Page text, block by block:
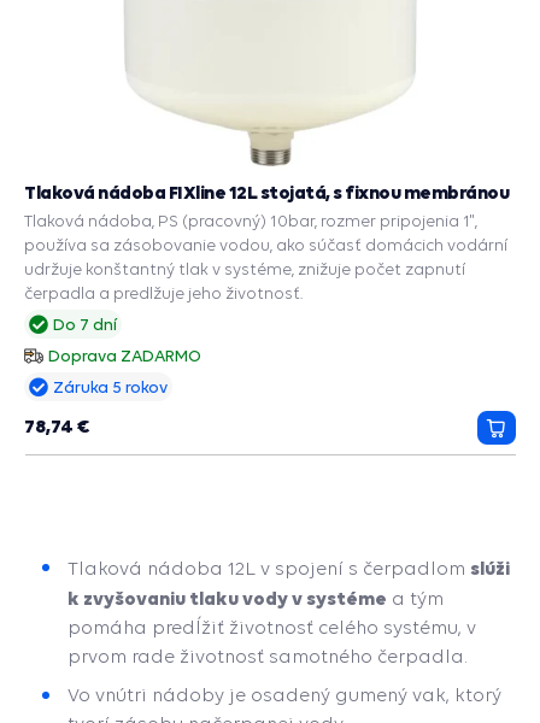
Do 7 dní
Doprava ZADARMO
Tlaková nádoba FIXline 12L stojatá, s fixnou membránou
Tlaková nádoba, PS (pracovný) 10bar, rozmer pripojenia 1",
používa sa zásobovanie vodou, ako súčasť domácich vodární
udržuje konštantný tlak v systéme, znižuje počet zapnutí
čerpadla a predlžuje jeho životnosť.
Záruka 5 rokov
78,74 €
do
Tlaková nádoba 12L v spojení s čerpadlom slúži
k zvyšovaniu tlaku vody v systéme a tým
pomáha predĺžiť životnosť celého systému, v
prvom rade životnosť samotného čerpadla.
Vo vnútri nádoby je osadený gumený vak, ktorý